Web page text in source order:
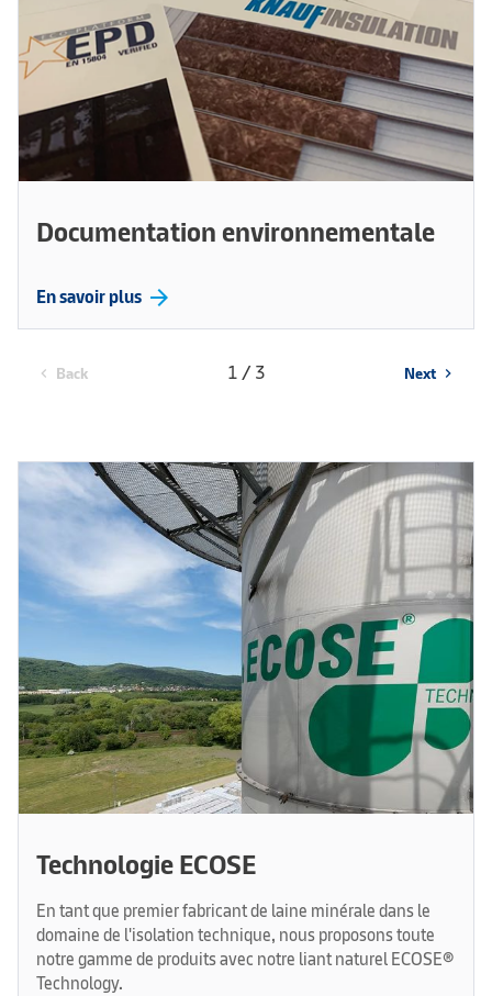
Documentation environnementale
En savoir plus arrow_forward
chevron_left Back 1 / 3 Next chevron_right
Technologie ECOSE
En tant que premier fabricant de laine minérale dans le
domaine de l'isolation technique, nous proposons toute
notre gamme de produits avec notre liant naturel ECOSE®
Technology.